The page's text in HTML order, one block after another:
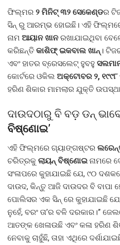
ଫିଲ୍ମର ୨ ମିନିଟ୍ ୩୨ ସେକେଣ୍ଡର
ସିନ୍ ରୁ ଆରମ୍ଭ ହୋଇଛି। ଏହି
ନାମ ଆୟାନ ଖାନ ରଖାଯାଇଥିବା
କରିଛନ୍ତି କାଶିଫ୍ ଇକବାଲ ଖାନ୍ ।
ଏବଂ ହାତର ବ୍ରେସଲେଟ୍ ହୁବହୁ
କୋର୍ଟରେ ଓକିଲ ଅକ୍ଟୋବର ୨, ୧୯୯୮
ହରିଣ ଶିକାର ମାମଲାର ଯୁକ୍ତି
ଦାଉଦଠାରୁ ବି ବଡ଼ ଡନ୍
ବିଷ୍ଣୋଇ’
ଏହି ଫିଲ୍ମରେ ଗ୍ୟାଙ୍ଗଷ୍ଟର
ଚରିତ୍ରକୁ ଲାୟନ୍ ବିଷ୍ଣୋଇ ନାମରେ
ସଂଳାପରେ କୁହାଯାଇଛି ଯେ, ୯୦
ଦାଉଦ, କିନ୍ତୁ ଆଜି ଦାଉଦର ବି ବାପା
ପୋଲିସର ଏକ ସିନ୍ ରେ କୁହାଯାଇଛି
ନୁହେଁ, ବରଂ ତା’ର ବଳି ଦରକାର।”
ଆତଙ୍କ ଖେଳାଉଛି ଏବଂ କଳା ହରିଣ
ନେବାକୁ ଚାହୁଁଛି, ତାହା ଏଥିରେ